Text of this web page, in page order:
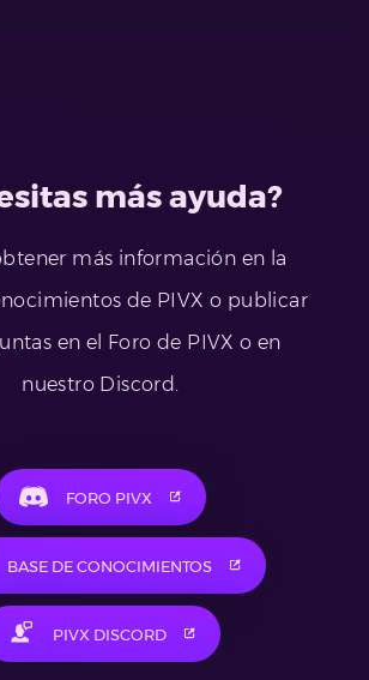
más ayuda?
más información en la
de PIVX o publicar
en el Foro de PIVX o en
nuestro Discord.
FORO PIVX
BASE DE CONOCIMIENTOS
PIVX DISCORD